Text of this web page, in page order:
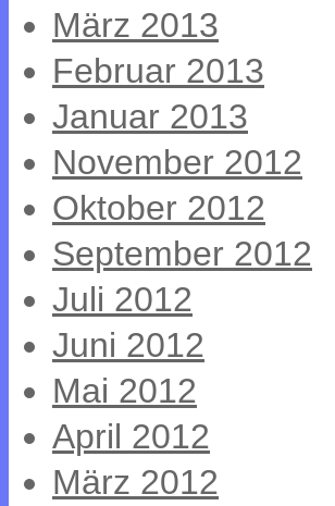
März 2013
Februar 2013
Januar 2013
November 2012
Oktober 2012
September 2012
Juli 2012
Juni 2012
Mai 2012
April 2012
März 2012